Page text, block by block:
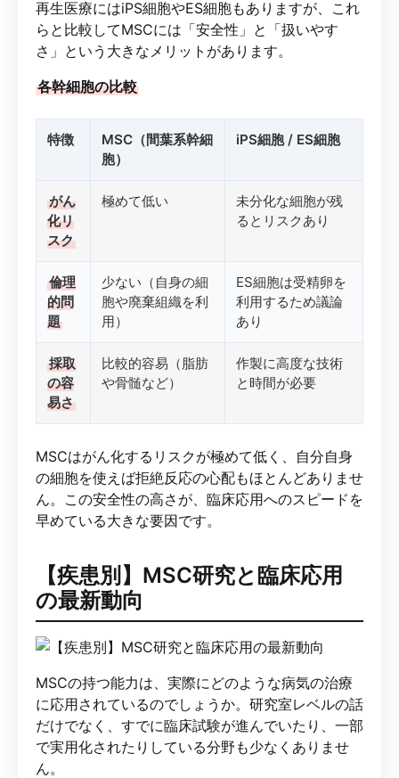
再生医療にはiPS細胞やES細胞もありますが、これ
らと比較してMSCには「安全性」と「扱いやす
さ」という大きなメリットがあります。
各幹細胞の比較
特徴
MSC（間葉系幹細
胞）
iPS細胞 / ES細胞
がん
化リ
スク
極めて低い
未分化な細胞が残
るとリスクあり
倫理
的問
題
少ない（自身の細
胞や廃棄組織を利
用）
ES細胞は受精卵を
利用するため議論
あり
採取
の容
易さ
比較的容易（脂肪
や骨髄など）
作製に高度な技術
と時間が必要
MSCはがん化するリスクが極めて低く、自分自身
の細胞を使えば拒絶反応の心配もほとんどありませ
ん。この安全性の高さが、臨床応用へのスピードを
早めている大きな要因です。
【疾患別】MSC研究と臨床応用
の最新動向
MSCの持つ能力は、実際にどのような病気の治療
に応用されているのでしょうか。研究室レベルの話
だけでなく、すでに臨床試験が進んでいたり、一部
で実用化されたりしている分野も少なくありませ
ん。